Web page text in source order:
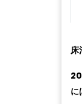
床
に